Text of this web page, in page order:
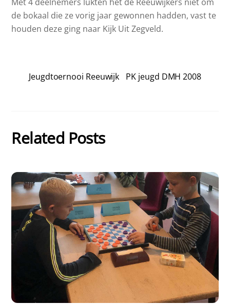
Met 4 deelnemers lukten het de Reeuwijkers niet om
de bokaal die ze vorig jaar gewonnen hadden, vast te
houden deze ging naar Kijk Uit Zegveld.
Jeugdtoernooi Reeuwijk PK jeugd DMH 2008
Related Posts